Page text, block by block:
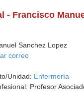
- Francisco
Sanchez Lopez
correo
Unidad: Enfermería
Profesor